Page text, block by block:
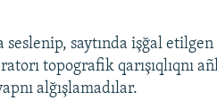
saytında işğal etilgen
topografik qarışıqlıqnı
alğışlamadılar.